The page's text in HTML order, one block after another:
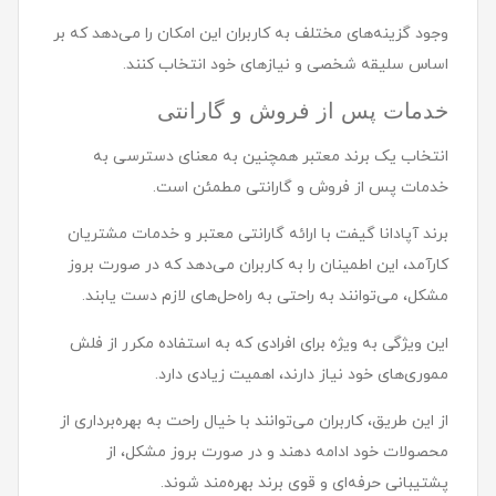
وجود گزینه‌های مختلف به کاربران این امکان را می‌دهد که بر
اساس سلیقه شخصی و نیازهای خود انتخاب کنند.
خدمات پس از فروش و گارانتی
انتخاب یک برند معتبر همچنین به معنای دسترسی به
خدمات پس از فروش و گارانتی مطمئن است.
برند آپادانا گیفت با ارائه گارانتی معتبر و خدمات مشتریان
کارآمد، این اطمینان را به کاربران می‌دهد که در صورت بروز
مشکل، می‌توانند به راحتی به راه‌حل‌های لازم دست یابند.
این ویژگی به ویژه برای افرادی که به استفاده مکرر از فلش
مموری‌های خود نیاز دارند، اهمیت زیادی دارد.
از این طریق، کاربران می‌توانند با خیال راحت به بهره‌برداری از
محصولات خود ادامه دهند و در صورت بروز مشکل، از
پشتیبانی حرفه‌ای و قوی برند بهره‌مند شوند.